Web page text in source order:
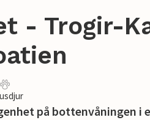
- Trogir-
på bottenvåningen i